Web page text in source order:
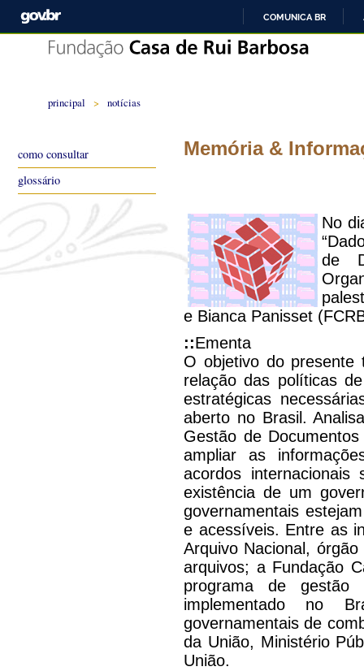
COMUNICA BR
principal > notícias
Memória &
No
de
e Bianca Panisset
::Ementa
O objetivo do presente
relação das políticas
estratégicas
aberto no Brasil.
Gestão de
ampliar as
acordos internacionais
existência de um
governamentais
e acessíveis. Entre as
Arquivo Nacional,
arquivos; a Fundação
programa de gestão
implementado no
governamentais de
da União, Ministério
União.
como consultar
glossário